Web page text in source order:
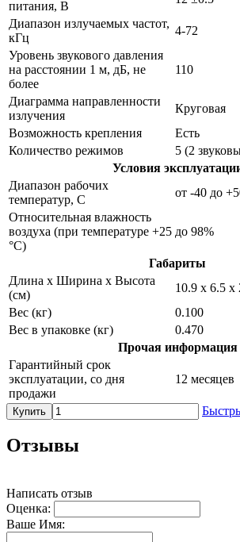
питания, В
Диапазон излучаемых частот,
кГц
4-72
Уровень звукового давления
на расстоянии 1 м, дБ, не
более
110
Диаграмма направленности
излучения
Круговая
Возможность крепления
Есть
Количество режимов
5 (2
Условия
Диапазон рабочих
температур, С
от -40 до
Относительная влажность
воздуха (при температуре +25
°С)
до 98%
Габариты
Длина х Ширина х Высота
(см)
10.9 х 6.5 х
Вес (кг)
0.100
Вес в упаковке (кг)
0.470
Прочая информация
Гарантийный срок
эксплуатации, со дня
продажи
12 месяцев
Купить
Отзывы
Написать отзыв
Оценка:
Ваше Имя: